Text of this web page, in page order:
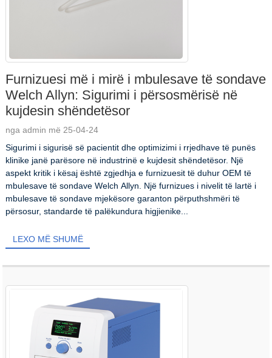
Furnizuesi më i mirë i mbulesave të sondave
Welch Allyn: Sigurimi i përsosmërisë në
kujdesin shëndetësor
nga admin më 25-04-24
Sigurimi i sigurisë së pacientit dhe optimizimi i rrjedhave të punës
klinike janë parësore në industrinë e kujdesit shëndetësor. Një
aspekt kritik i kësaj është zgjedhja e furnizuesit të duhur OEM të
mbulesave të sondave Welch Allyn. Një furnizues i nivelit të lartë i
mbulesave të sondave mjekësore garanton përputhshmëri të
përsosur, standarde të palëkundura higjienike...
LEXO MË SHUMË